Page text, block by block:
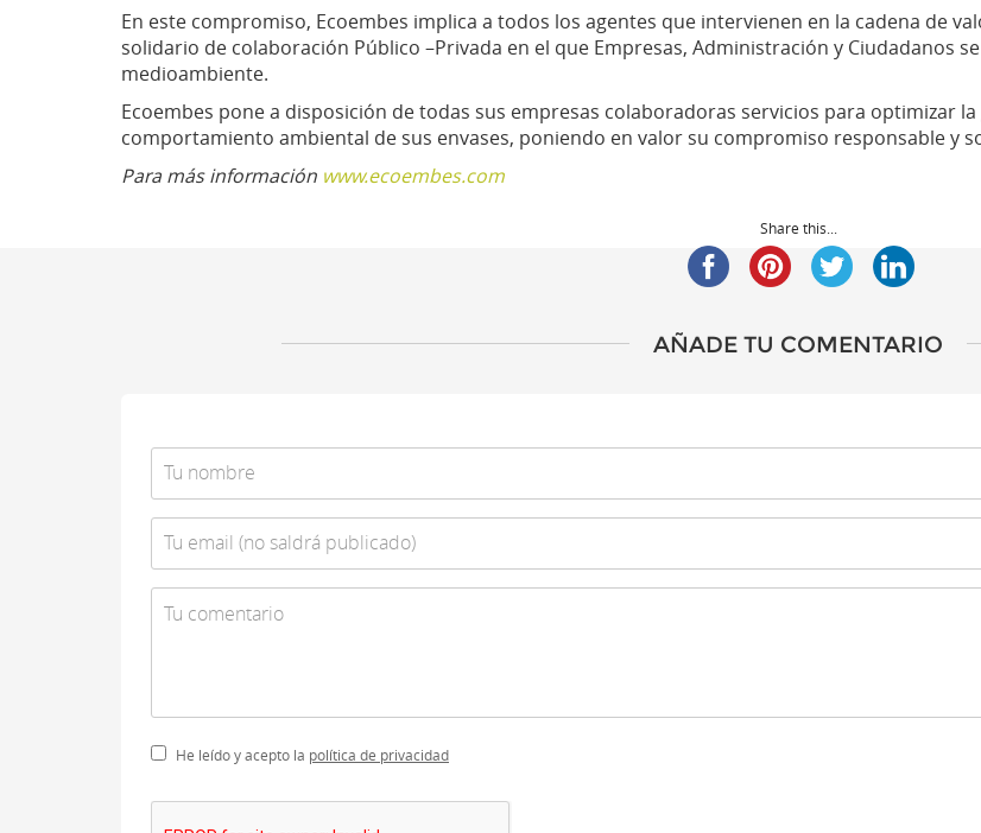
En este compromiso, Ecoembes implica a todos los agentes que intervienen en la cadena de
solidario de colaboración Público –Privada en el que Empresas, Administración y Ciudadanos
medioambiente.
Ecoembes pone a disposición de todas sus empresas colaboradoras servicios para optimizar
comportamiento ambiental de sus envases, poniendo en valor su compromiso responsable y
Para más información www.ecoembes.com
Share this...
AÑADE TU COMENTARIO
He leído y acepto la política de privacidad